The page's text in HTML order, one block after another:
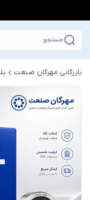
جستجو
بازرگانی مهرگان صنعت